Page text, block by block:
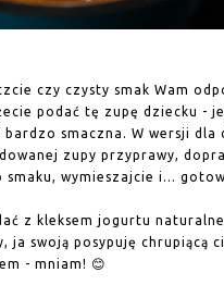
czy czysty smak Wam
podać tę zupę dziecku -
smaczna. W wersji dla
zupy przyprawy,
smaku, wymieszajcie i...
z kleksem jogurtu
ja swoją posypuję chrupiącą
- mniam! 😊